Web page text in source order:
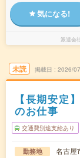
気になる!
派遣会社
未読 掲載日 2026/
【長期安定
のお仕事
交通費別途支給あり
勤務地
名古屋